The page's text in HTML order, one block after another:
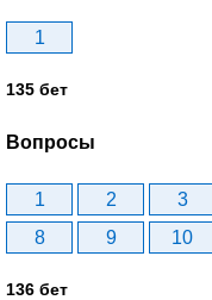
1
135 бет
Вопросы
1 2 3
8
9 10
136 бет